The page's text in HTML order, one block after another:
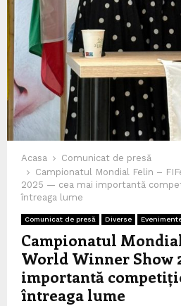
Acasa
Comunicat de presă
Campionatul Mondial Felin –
2025 — cea mai importantă
întreaga lume
Comunicat de presă Diverse
Campionatul
World Winner Show
importantă
întreaga lume